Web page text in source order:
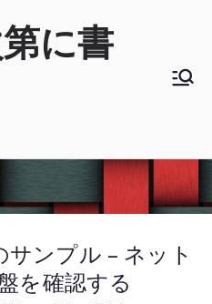
に書
サンプル – ネット
を確認する